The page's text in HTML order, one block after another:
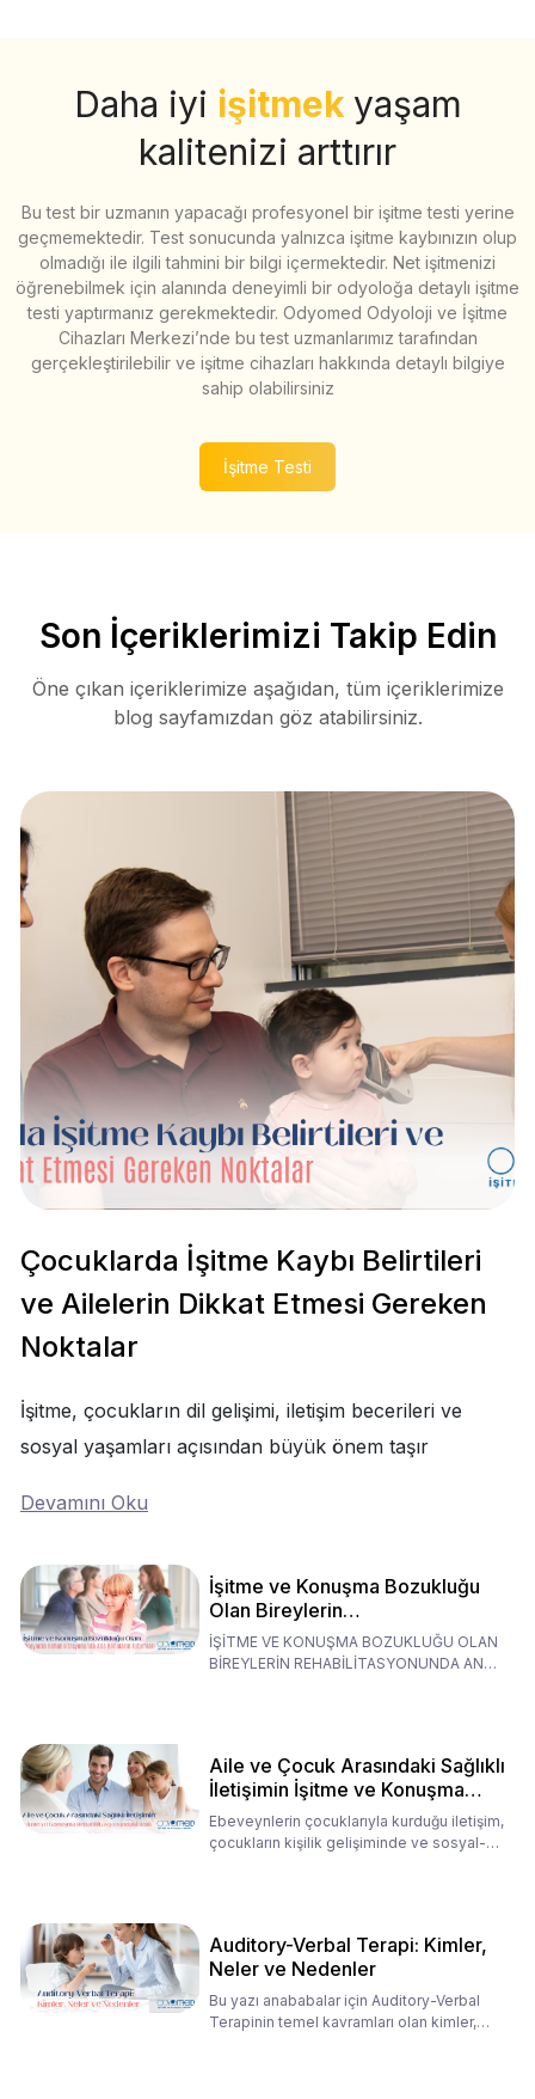
Daha iyi işitmek yaşam
kalitenizi arttırır
Bu test bir uzmanın yapacağı profesyonel bir işitme testi yerine
geçmemektedir. Test sonucunda yalnızca işitme kaybınızın olup
olmadığı ile ilgili tahmini bir bilgi içermektedir. Net işitmenizi
öğrenebilmek için alanında deneyimli bir odyoloğa detaylı işitme
testi yaptırmanız gerekmektedir. Odyomed Odyoloji ve İşitme
Cihazları Merkezi’nde bu test uzmanlarımız tarafından
gerçekleştirilebilir ve işitme cihazları hakkında detaylı bilgiye
sahip olabilirsiniz
İşitme Testi
Son İçeriklerimizi Takip Edin
Öne çıkan içeriklerimize aşağıdan, tüm içeriklerimize
blog sayfamızdan göz atabilirsiniz.
Çocuklarda İşitme Kaybı Belirtileri
ve Ailelerin Dikkat Etmesi Gereken
Noktalar
İşitme, çocukların dil gelişimi, iletişim becerileri ve
sosyal yaşamları açısından büyük önem taşır
Devamını Oku
İşitme ve Konuşma Bozukluğu
Olan Bireylerin
Rehabilitasyonunda Ana
Babaların Tutumları
İŞİTME VE KONUŞMA BOZUKLUĞU OLAN
BİREYLERİN REHABİLİTASYONUNDA ANA
Aile ve Çocuk Arasındaki Sağlıklı
İletişimin İşitme ve Konuşma
Rehabilitasyonundaki Rolü
Ebeveynlerin çocuklarıyla kurduğu iletişim,
çocukların kişilik gelişiminde ve sosyal-
Auditory-Verbal Terapi: Kimler,
Neler ve Nedenler
Bu yazı anababalar için Auditory-Verbal
Terapinin temel kavramları olan kimler,